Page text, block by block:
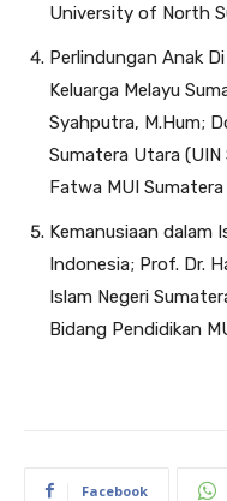
University of North
Perlindungan Anak
Keluarga Melayu
Syahputra, M.Hum;
Sumatera Utara (UIN
Fatwa MUI
Kemanusiaan dalam
Indonesia; Prof. Dr.
Islam Negeri
Bidang Pendidikan
Facebook